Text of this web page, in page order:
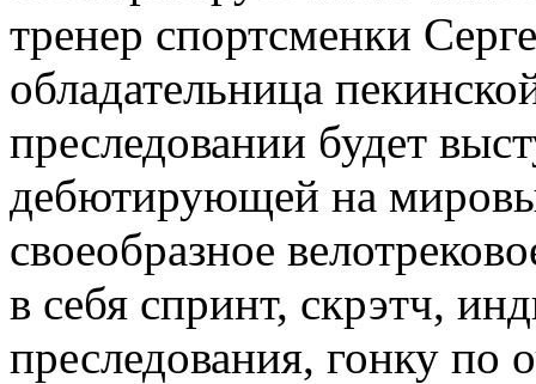
тренер спортсменки
обладательница
преследовании будет
дебютирующей на
своеобразное
в себя спринт, скрэтч,
преследования, гонку по